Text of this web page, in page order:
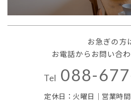
お急ぎの方
お電話からお問い合
Tel 088-
定休日：火曜日｜営業時